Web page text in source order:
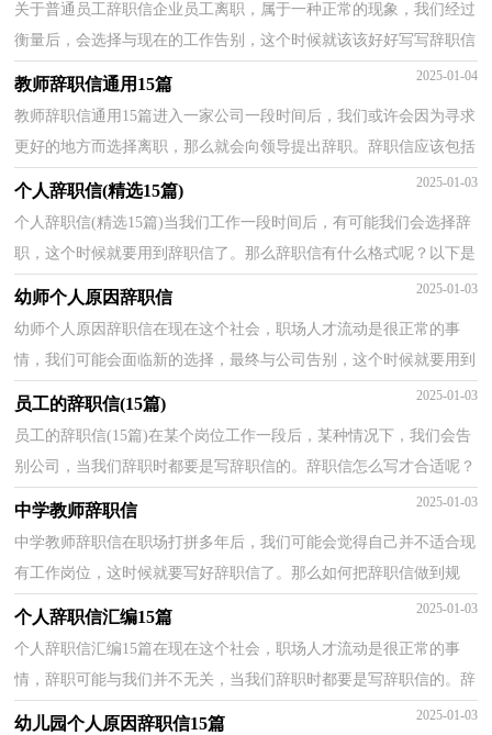
关于普通员工辞职信企业员工离职，属于一种正常的现象，我们经过
衡量后，会选择与现在的工作告别，这个时候就该该好好写写辞职信
了。你知道写辞职信需要注意哪些问题吗？以下是小编帮...
教师辞职信通用15篇 2025-01-04
教师辞职信通用15篇进入一家公司一段时间后，我们或许会因为寻求
更好的地方而选择离职，那么就会向领导提出辞职。辞职信应该包括
什么内容?以下是小编整理的教师辞职信，希望对大...
个人辞职信(精选15篇) 2025-01-03
个人辞职信(精选15篇)当我们工作一段时间后，有可能我们会选择辞
职，这个时候就要用到辞职信了。那么辞职信有什么格式呢？以下是
小编收集整理的个人辞职信，欢迎大家分享。个人辞职...
幼师个人原因辞职信 2025-01-03
幼师个人原因辞职信在现在这个社会，职场人才流动是很正常的事
情，我们可能会面临新的选择，最终与公司告别，这个时候就要用到
辞职信了。相信许多人会觉得辞职信很难写吧，以下是小编...
员工的辞职信(15篇) 2025-01-03
员工的辞职信(15篇)在某个岗位工作一段后，某种情况下，我们会告
别公司，当我们辞职时都要是写辞职信的。辞职信怎么写才合适呢？
以下是小编收集整理的员工的辞职信，欢迎阅读与收藏。...
中学教师辞职信 2025-01-03
中学教师辞职信在职场打拼多年后，我们可能会觉得自己并不适合现
有工作岗位，这时候就要写好辞职信了。那么如何把辞职信做到规
范、合理呢？下面是小编帮大家整理的中学教师辞职信...
个人辞职信汇编15篇 2025-01-03
个人辞职信汇编15篇在现在这个社会，职场人才流动是很正常的事
情，辞职可能与我们并不无关，当我们辞职时都要是写辞职信的。辞
职信应该包括什么内容?以下是小编为大家收集的个人...
幼儿园个人原因辞职信15篇 2025-01-03